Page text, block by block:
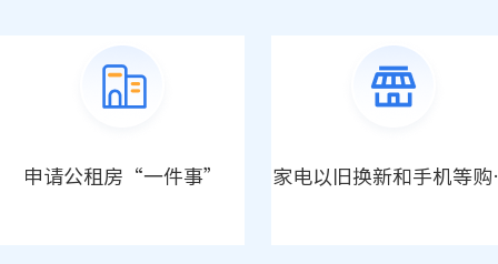
申请公租房“一件事” 家电以